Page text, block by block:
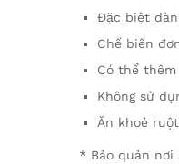
Đặc biệt
Chế biến
Có thể
Không sử
Ăn khoẻ
* Bảo quản